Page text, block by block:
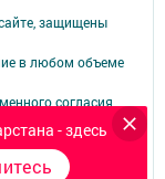
- здесь
защищены
в любом объеме
согласия
и массовым